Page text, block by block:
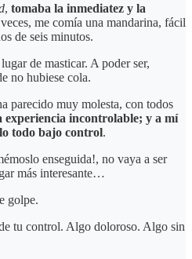
, tomaba la inmediatez y la
me comía una mandarina, fácil
de seis minutos.
de masticar. A poder ser,
no hubiese cola.
parecido muy molesta, con todos
experiencia incontrolable; y a mí
todo bajo control.
enseguida!, no vaya a ser
más interesante…
golpe.
tu control. Algo doloroso. Algo sin